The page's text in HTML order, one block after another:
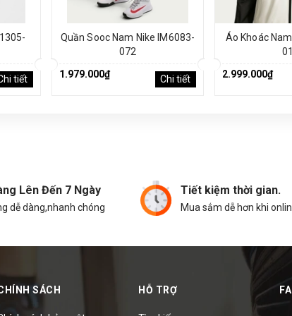
tiết
Quần Sooc Nam Nike IM6083-
072
1.979.000₫
Chi tiết
Áo Khoác
2.999.000₫
Lên Đến 7 Ngày
dễ dàng,nhanh chóng
Tiết kiệm thời gian.
Mua sắm dễ hơn khi
SÁCH HỖ TRỢ